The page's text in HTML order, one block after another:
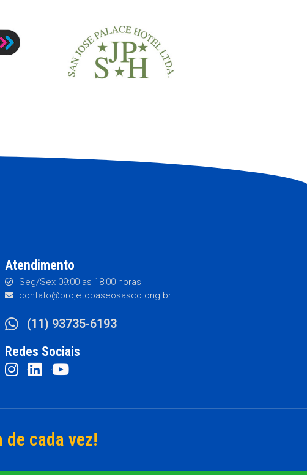
Atendimento
Seg/Sex 09:00 as 18:00 horas
contato@projetobaseosasco.ong.br
(11) 93735-6193
Redes Sociais
cada vez!